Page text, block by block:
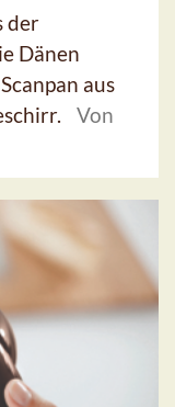
der
Dänen
aus
Von